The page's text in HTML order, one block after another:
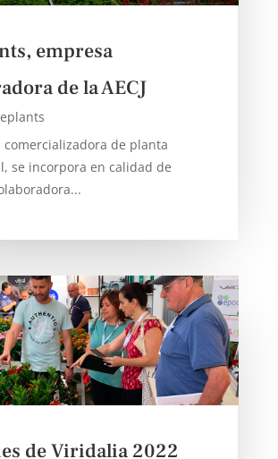
empresa
de la AECJ
comercializadora de planta
se incorpora en calidad de
de Viridalia 2022